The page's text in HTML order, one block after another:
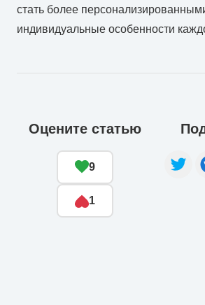
стать более
индивидуальные особенности
Оцените статью
9
1